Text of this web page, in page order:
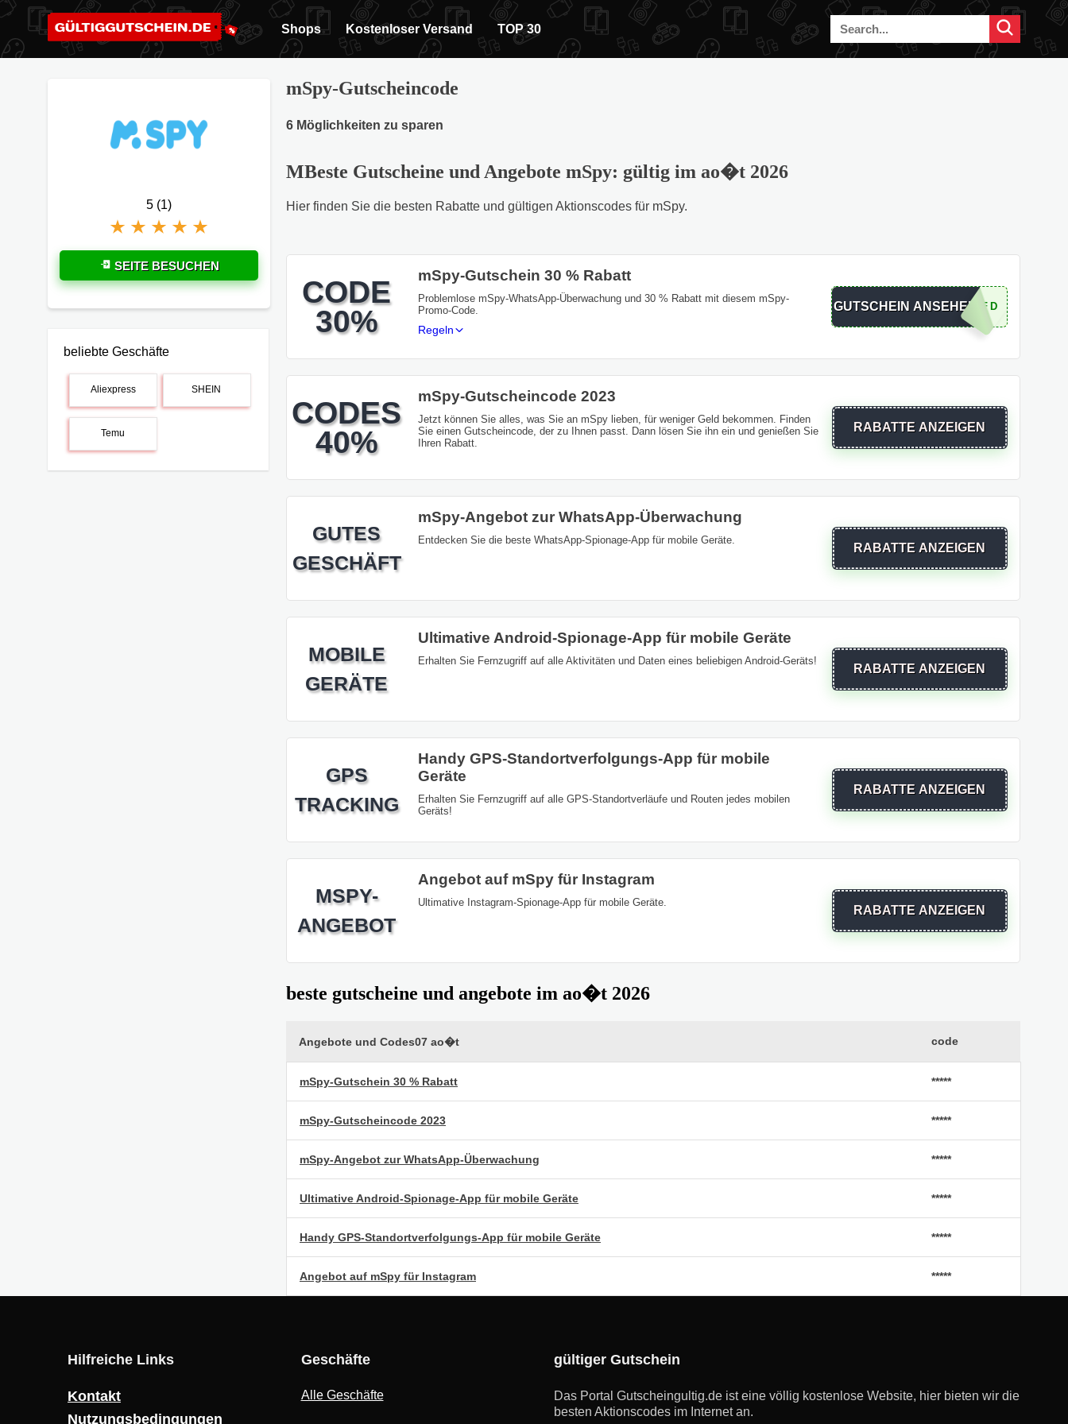
Shops Kostenloser Versand TOP 30
5 (1)
SEITE BESUCHEN
mSpy-Gutscheincode
6 Möglichkeiten zu sparen
MBeste Gutscheine und Angebote mSpy: gültig im ao�t 2026
Hier finden Sie die besten Rabatte und gültigen Aktionscodes für mSpy.
CODE
30%
mSpy-Gutschein 30 % Rabatt
Problemlose mSpy-WhatsApp-Überwachung und 30 % Rabatt mit diesem mSpy-
Promo-Code.
Regeln
GUTSCHEIN ANSEHENINP30FD
CODES
40%
mSpy-Gutscheincode 2023
Jetzt können Sie alles, was Sie an mSpy lieben, für weniger Geld bekommen. Finden
Sie einen Gutscheincode, der zu Ihnen passt. Dann lösen Sie ihn ein und genießen Sie
Ihren Rabatt.
RABATTE ANZEIGEN
GUTES
GESCHÄFT
mSpy-Angebot zur WhatsApp-Überwachung
Entdecken Sie die beste WhatsApp-Spionage-App für mobile Geräte.
RABATTE ANZEIGEN
MOBILE
GERÄTE
Ultimative Android-Spionage-App für mobile Geräte
Erhalten Sie Fernzugriff auf alle Aktivitäten und Daten eines beliebigen Android-Geräts!
RABATTE ANZEIGEN
GPS
TRACKING
Handy GPS-Standortverfolgungs-App für mobile
Geräte
Erhalten Sie Fernzugriff auf alle GPS-Standortverläufe und Routen jedes mobilen
Geräts!
RABATTE ANZEIGEN
MSPY-
ANGEBOT
Angebot auf mSpy für Instagram
Ultimative Instagram-Spionage-App für mobile Geräte.
RABATTE ANZEIGEN
beste gutscheine und angebote im ao�t 2026
Angebote und Codes07 ao�t code
mSpy-Gutschein 30 % Rabatt *****
mSpy-Gutscheincode 2023 *****
mSpy-Angebot zur WhatsApp-Überwachung *****
Ultimative Android-Spionage-App für mobile Geräte *****
Handy GPS-Standortverfolgungs-App für mobile Geräte *****
Angebot auf mSpy für Instagram *****
beliebte Geschäfte
Aliexpress SHEIN
Temu
Hilfreiche Links
Kontakt
Nutzungsbedingungen
Geschäfte
Alle Geschäfte
gültiger Gutschein
Das Portal Gutscheingultig.de ist eine völlig kostenlose Website, hier bieten wir die
besten Aktionscodes im Internet an.